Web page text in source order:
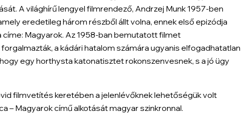
A világhírű lengyel filmrendező, Andrzej Munk 1957-ben
eredetileg három részből állt volna, ennek első epizódja
címe: Magyarok. Az 1958-ban bemutatott filmet
a kádári hatalom számára ugyanis elfogadhatatlan
egy horthysta katonatisztet rokonszenvesnek, s a jó ügy
filmvetítés keretében a jelenlévőknek lehetőségük volt
– Magyarokcímű alkotását magyar szinkronnal.